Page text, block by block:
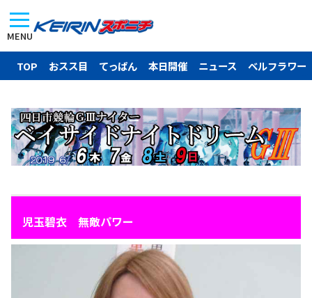
MENU
TOP おスス目 てっぱん 本日開催 ニュース ベルフラワー
児玉碧衣 無敵パワー